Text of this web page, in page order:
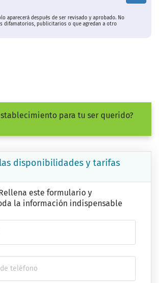
aparecerá después de ser revisado y aprobado. No
difamatorios, publicitarios o que agredan a otro
para tu ser querido?
disponibilidades y tarifas
este formulario y
la información indispensable